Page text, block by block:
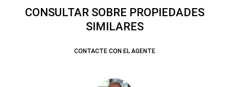
CONSULTAR SOBRE PROPIEDADES
SIMILARES
CONTACTE CON EL AGENTE